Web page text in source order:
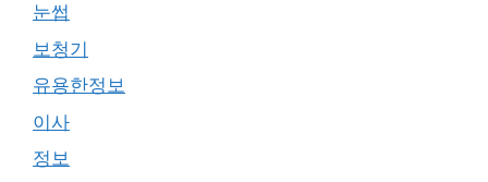
눈썹
보청기
유용한정보
이사
정보